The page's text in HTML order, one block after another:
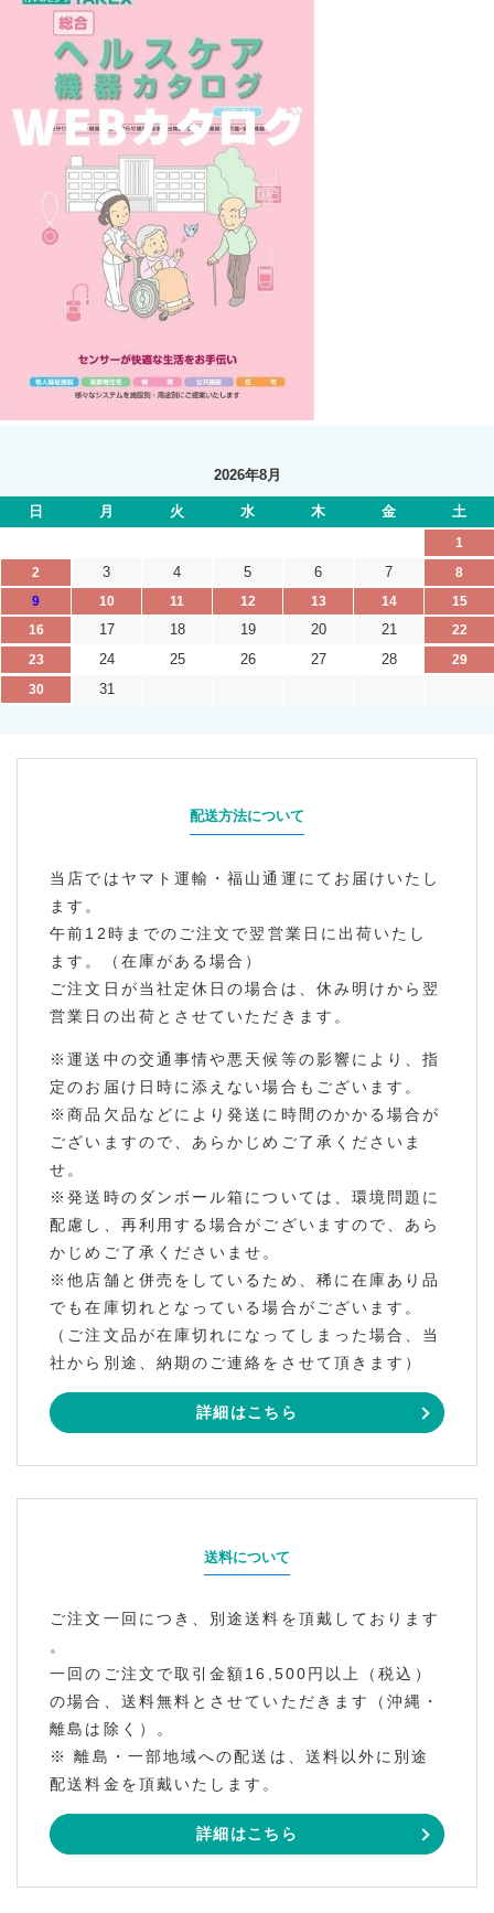
2026年8月
日 月 火 水 木 金 土
1
2
3 4 5 6 7
8
9
10 11 12 13 14
15
16
17 18 19 20 21
22
23
24 25 26 27 28
29
30
31
配送方法について
当店ではヤマト運輸・福山通運にてお届けいたし
ます。
午前12時までのご注文で翌営業日に出荷いたし
ます。（在庫がある場合）
ご注文日が当社定休日の場合は、休み明けから翌
営業日の出荷とさせていただきます。
※運送中の交通事情や悪天候等の影響により、指
定のお届け日時に添えない場合もございます。
※商品欠品などにより発送に時間のかかる場合が
ございますので、あらかじめご了承くださいま
せ。
※発送時のダンボール箱については、環境問題に
配慮し、再利用する場合がございますので、あら
かじめご了承くださいませ。
※他店舗と併売をしているため、稀に在庫あり品
でも在庫切れとなっている場合がございます。
（ご注文品が在庫切れになってしまった場合、当
社から別途、納期のご連絡をさせて頂きます）
詳細はこちら
送料について
ご注文一回につき、別途送料を頂戴しております
。
一回のご注文で取引金額16,500円以上（税込）
の場合、送料無料とさせていただきます（沖縄・
離島は除く）。
※ 離島・一部地域への配送は、送料以外に別途
配送料金を頂戴いたします。
詳細はこちら